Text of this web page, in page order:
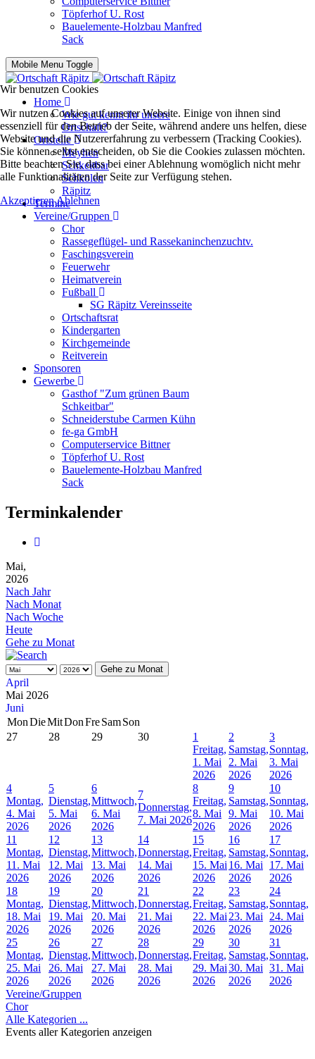
Töpferhof U. Rost
Bauelemente-Holzbau Manfred
Sack
Mobile Menu Toggle
Home
Wie gut kennt ihr unsere
Ortschaft?
Ortsteile
Meyhen
Schkeitbar
Schkölen
Räpitz
Termine
Vereine/Gruppen
Chor
Rassegeflügel- und Rassekaninchenzuchtv.
Faschingsverein
Feuerwehr
Heimatverein
Fußball
SG Räpitz Vereinsseite
Ortschaftsrat
Kindergarten
Kirchgemeinde
Reitverein
Sponsoren
Gewerbe
Gasthof "Zum grünen Baum
Schkeitbar"
Schneiderstube Carmen Kühn
fe-ga GmbH
Computerservice Bittner
Töpferhof U. Rost
Bauelemente-Holzbau Manfred
Sack
Terminkalender
Mai,
2026
Nach Jahr
Nach Monat
Nach Woche
Heute
Gehe zu Monat
Gehe zu Monat
April
Mai 2026
Juni
MonDieMitDonFreSamSon
27
28 29 30
1
Freitag,
1. Mai
2026
2
Samstag,
2. Mai
2026
3
Sonntag,
3. Mai
2026
4
Montag,
4. Mai
2026
5
Dienstag,
5. Mai
2026
6
Mittwoch,
6. Mai
2026
7
Donnerstag,
7. Mai 2026
8
Freitag,
8. Mai
2026
9
Samstag,
9. Mai
2026
10
Sonntag,
10. Mai
2026
11
Montag,
11. Mai
2026
12
Dienstag,
12. Mai
2026
13
Mittwoch,
13. Mai
2026
14
Donnerstag,
14. Mai
2026
15
Freitag,
15. Mai
2026
16
Samstag,
16. Mai
2026
17
Sonntag,
17. Mai
2026
18
Montag,
18. Mai
2026
19
Dienstag,
19. Mai
2026
20
Mittwoch,
20. Mai
2026
21
Donnerstag,
21. Mai
2026
22
Freitag,
22. Mai
2026
23
Samstag,
23. Mai
2026
24
Sonntag,
24. Mai
2026
25
Montag,
25. Mai
2026
26
Dienstag,
26. Mai
2026
27
Mittwoch,
27. Mai
2026
28
Donnerstag,
28. Mai
2026
29
Freitag,
29. Mai
2026
30
Samstag,
30. Mai
2026
31
Sonntag,
31. Mai
2026
Vereine/Gruppen
Chor
Alle Kategorien ...
Events aller Kategorien anzeigen
Wir benutzen Cookies
Wir nutzen Cookies auf unserer Website. Einige von ihnen sind
essenziell für den Betrieb der Seite, während andere uns helfen, diese
Website und die Nutzererfahrung zu verbessern (Tracking Cookies).
Sie können selbst entscheiden, ob Sie die Cookies zulassen möchten.
Bitte beachten Sie, dass bei einer Ablehnung womöglich nicht mehr
alle Funktionalitäten der Seite zur Verfügung stehen.
AkzeptierenAblehnen